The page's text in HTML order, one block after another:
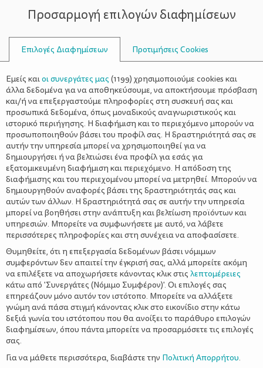
ΣΥΜΒΟΥΛΟΙ
ΟΙΚΟΓΈΝΕΙΑ>ΟΙΚΟΓΕΝΕΙΑΚΈΣ ΔΡΑΣΤΗΡΙΌΤΗΤΕΣ
Σκυλάκι: Καθαρόαιμο ή ημίαιμο;
Μεpedigreeπου πιστοποιούν την καθαρότητα της φυλής του
ή με πληγές που μαρτυρούν τη δύσκολη κουταβίσια ζωή του
το σκυλάκι που θα αποκτήσετε καθαρόαιμο ή ημίαιμο θα
γίνει σύντροφος, συμπαίκτης και τελικά συνοδοιπόρος του
Προσαρμογή επιλογών διαφημίσεων
Επιλογές Διαφημίσεων Προτιμήσεις Cookies
Εμείς καιοι συνεργάτες μας (1199) χρησιμοποιούμε cookies και
άλλα δεδομένα για να αποθηκεύσουμε, να αποκτήσουμε πρόσβαση
και/ή να επεξεργαστούμε πληροφορίες στη συσκευή σας και
προσωπικά δεδομένα, όπως μοναδικούς αναγνωριστικούς και
ιστορικό περιήγησης. Η διαφήμιση και το περιεχόμενο μπορούν να
προσωποποιηθούν βάσει του προφίλ σας. Η δραστηριότητά σας σε
αυτήν την υπηρεσία μπορεί να χρησιμοποιηθεί για να
δημιουργήσει ή να βελτιώσει ένα προφίλ για εσάς για
εξατομικευμένη διαφήμιση και περιεχόμενο. Η απόδοση της
διαφήμισης και του περιεχομένου μπορεί να μετρηθεί. Μπορούν να
δημιουργηθούν αναφορές βάσει της δραστηριότητάς σας και
αυτών των άλλων. Η δραστηριότητά σας σε αυτήν την υπηρεσία
μπορεί να βοηθήσει στην ανάπτυξη και βελτίωση προϊόντων και
υπηρεσιών. Μπορείτε να συμφωνήσετε με αυτό, να λάβετε
περισσότερες πληροφορίες και στη συνέχεια να αποφασίσετε.
Θυμηθείτε, ότι η επεξεργασία δεδομένων βάσει νόμιμων
συμφερόντων δεν απαιτεί την έγκρισή σας, αλλά μπορείτε ακόμη
να επιλέξετε να αποχωρήσετε κάνοντας κλικ στις λεπτομέρειες
κάτω από 'Συνεργάτες (Νόμιμο Συμφέρον)'. Οι επιλογές σας
επηρεάζουν μόνο αυτόν τον ιστότοπο. Μπορείτε να αλλάξετε
γνώμη ανά πάσα στιγμή κάνοντας κλικ στο εικονίδιο στην κάτω
δεξιά γωνία του ιστότοπου που θα ανοίξει το παράθυρο επιλογών
διαφημίσεων, όπου πάντα μπορείτε να προσαρμόσετε τις επιλογές
σας.
Για να μάθετε περισσότερα, διαβάστε την Πολιτική Απορρήτου.